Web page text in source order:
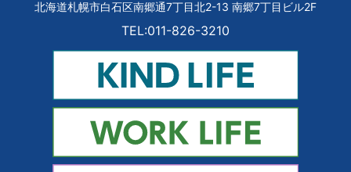
北海道札幌市白石区南郷通7丁目北2-13 南郷7丁目ビル2F
TEL:011-826-3210